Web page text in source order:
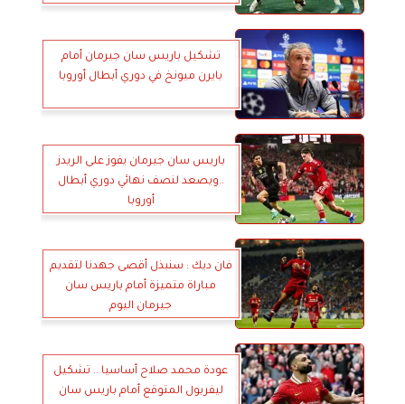
تشكيل باريس سان جيرمان أمام
بايرن ميونخ في دوري أبطال أوروبا
باريس سان جيرمان يفوز على الريدز
..ويصعد لنصف نهائي دوري أبطال
أوروبا
فان ديك : سنبذل أقصى جهدنا لتقديم
مباراة متميزة أمام باريس سان
جيرمان اليوم
عودة محمد صلاح أساسيا .. تشكيل
ليفربول المتوقع أمام باريس سان